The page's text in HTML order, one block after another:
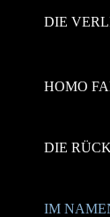
DIE
HOMO
DIE
IM